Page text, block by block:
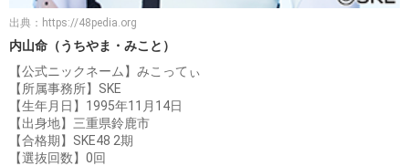
出典： https://48pedia.org
内山命（うちやま・みこと）
【公式ニックネーム】みこってぃ
【所属事務所】SKE
【生年月日】1995年11月14日
【出身地】三重県鈴鹿市
【合格期】SKE48 2期
【選抜回数】0回